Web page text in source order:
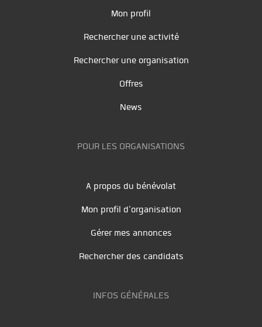
Mon profil
Rechercher une activité
Rechercher une organisation
Offres
News
POUR LES ORGANISATIONS
A propos du bénévolat
Mon profil d'organisation
Gérer mes annonces
Rechercher des candidats
INFOS GÉNÉRALES